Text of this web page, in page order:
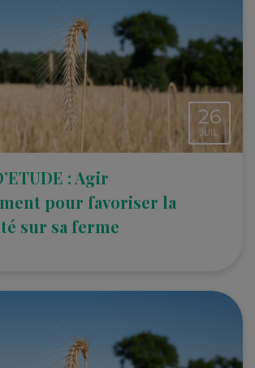
26
JUIL.
: Agir
pour favoriser la
sur sa ferme